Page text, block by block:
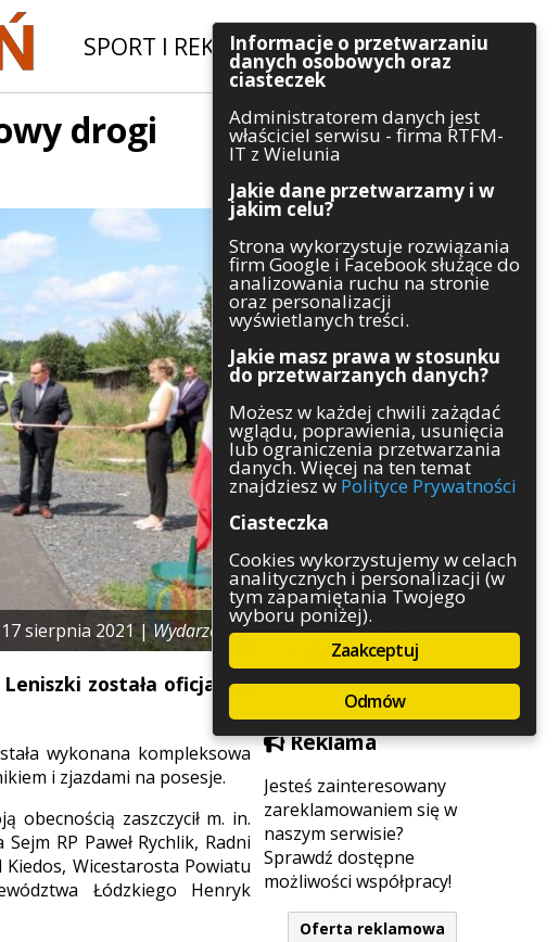
SPORT I REKREACJA|INWESTYCJE
Szukaj
Kategorie
Architektura
Gospodarka
Handel
Komunikaty
Kultura
Polityka
Pozostałe
Psychologia
Rolnictwo
Służby
Sport
Środowisko
Szkolnictwo
Wydarzenia
Zapowiedzi
Zdrowie
Reklama
Jesteś zainteresowany
zareklamowaniem się w
naszym serwisie?
Sprawdź dostępne
możliwości współpracy!
Oferta reklamowa
drogi
17 sierpnia 2021 |Wydarzenia
została oficjalnie
wykonana kompleksowa
i zjazdami na posesje.
obecnością zaszczycił m. in.
RP Paweł Rychlik, Radni
Wicestarosta Powiatu
Łódzkiego Henryk
Informacje o przetwarzaniu
danych osobowych oraz
ciasteczek
Administratorem danych jest
właściciel serwisu - firma RTFM-
IT z Wielunia
Jakie dane przetwarzamy i w
jakim celu?
Strona wykorzystuje rozwiązania
firm Google i Facebook służące do
analizowania ruchu na stronie
oraz personalizacji
wyświetlanych treści.
Jakie masz prawa w stosunku
do przetwarzanych danych?
Możesz w każdej chwili zażądać
wglądu, poprawienia, usunięcia
lub ograniczenia przetwarzania
danych. Więcej na ten temat
znajdziesz w Polityce Prywatności
Ciasteczka
Cookies wykorzystujemy w celach
analitycznych i personalizacji (w
tym zapamiętania Twojego
wyboru poniżej).
Zaakceptuj
Odmów